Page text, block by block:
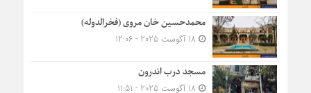
محمدحسین خان مروی (فخرالدوله)
مسجد درب اندرون